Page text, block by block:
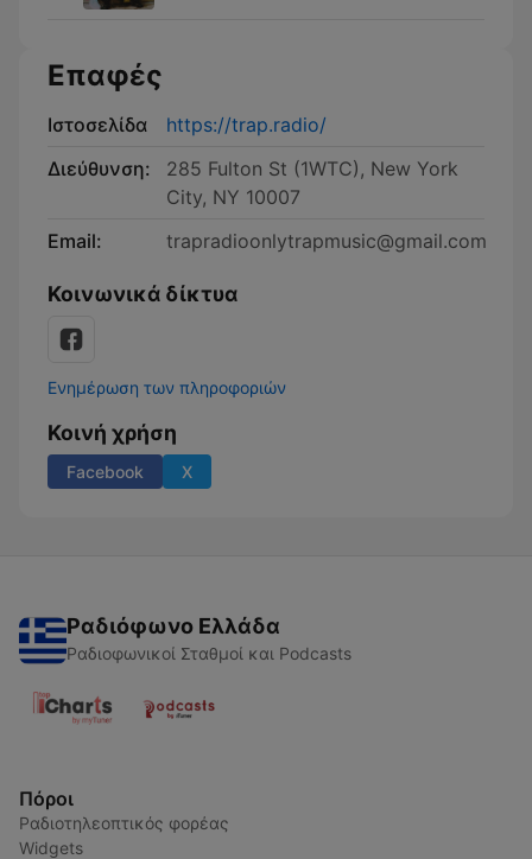
Επαφές
Ιστοσελίδα
https://trap.radio/
Διεύθυνση:
285 Fulton St (1WTC), New York
City, NY 10007
Email:
trapradioonlytrapmusic@gmail.com
Κοινωνικά δίκτυα
Ενημέρωση των πληροφοριών
Κοινή χρήση
Facebook X
Ραδιόφωνο Ελλάδα
Ραδιοφωνικοί Σταθμοί και Podcasts
Πόροι
Ραδιοτηλεοπτικός φορέας
Widgets